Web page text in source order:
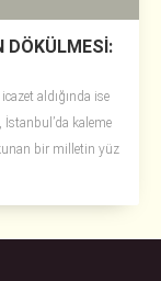
DÖKÜLMESİ:
aldığında ise
kaleme
bir milletin yüz